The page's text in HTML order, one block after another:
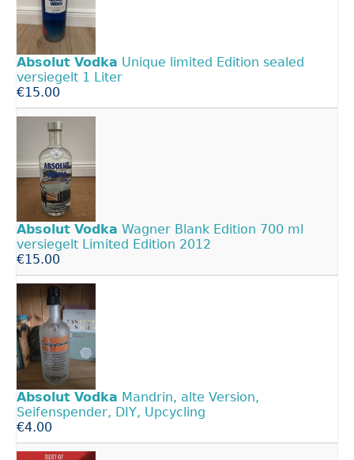
Absolut Vodka Unique limited Edition sealed
versiegelt 1 Liter
€15.00
Absolut Vodka Wagner Blank Edition 700 ml
versiegelt Limited Edition 2012
€15.00
Absolut Vodka Mandrin, alte Version,
Seifenspender, DIY, Upcycling
€4.00